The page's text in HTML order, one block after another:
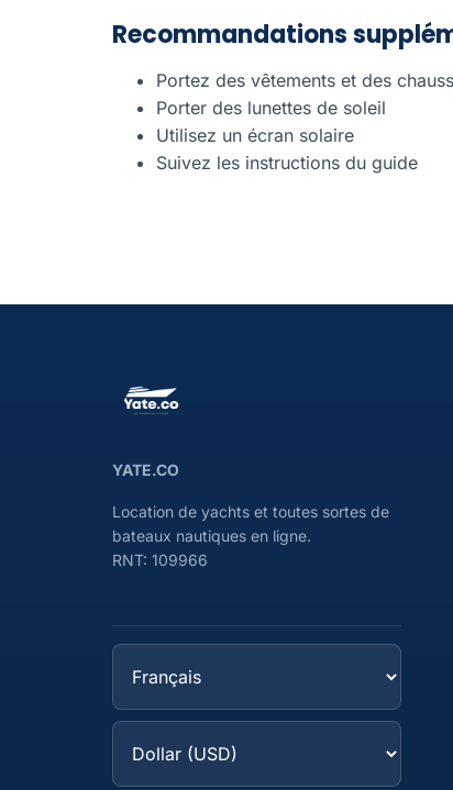
Recommandations
Portez des vêtements et des
Porter des lunettes de soleil
Utilisez un écran solaire
Suivez les instructions du guide
YATE.CO
Location de yachts et toutes sortes de
bateaux nautiques en ligne.
RNT: 109966